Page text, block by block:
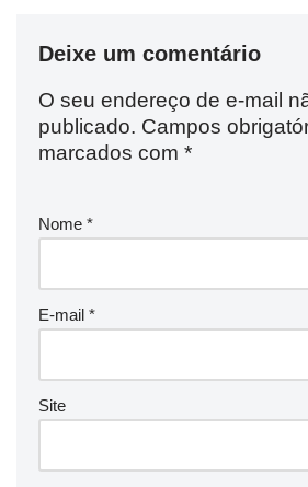
Deixe um comentário
O seu endereço de e-mail
publicado. Campos
marcados com *
Nome *
E-mail *
Site